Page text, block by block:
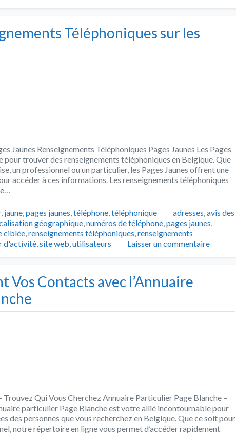
Téléphoniques sur les
Jaunes Renseignements Téléphoniques Pages Jaunes Les Pages
pour trouver des renseignements téléphoniques en Belgique. Que
un professionnel ou un particulier, les Pages Jaunes offrent une
accéder à ces informations. Les renseignements téléphoniques
, jaune,pages jaunes,téléphone,téléphonique Tags
adresses,avis des
géographique,numéros de téléphone,pages jaunes,
ciblée,renseignements téléphoniques,renseignements
d'activité,site web,utilisateurs Laisser un commentaire
Vos Contacts avec l’Annuaire
Qui Vous Cherchez Annuaire Particulier Page Blanche –
particulier Page Blanche est votre allié incontournable pour
des personnes que vous recherchez en Belgique. Que ce soit pour
notre répertoire en ligne vous permet d’accéder rapidement